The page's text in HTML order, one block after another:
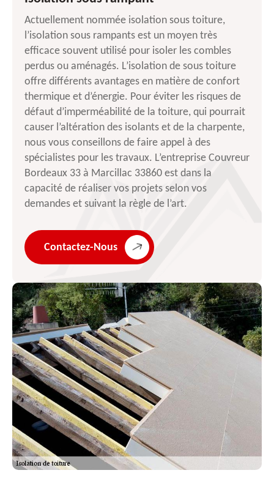
Actuellement nommée isolation sous toiture,
l’isolation sous rampants est un moyen très
efficace souvent utilisé pour isoler les combles
perdus ou aménagés. L’isolation de sous toiture
offre différents avantages en matière de confort
thermique et d’énergie. Pour éviter les risques de
défaut d’imperméabilité de la toiture, qui pourrait
causer l’altération des isolants et de la charpente,
nous vous conseillons de faire appel à des
spécialistes pour les travaux. L’entreprise Couvreur
Bordeaux 33 à Marcillac 33860 est dans la
capacité de réaliser vos projets selon vos
demandes et suivant la règle de l’art.
Contactez-Nous